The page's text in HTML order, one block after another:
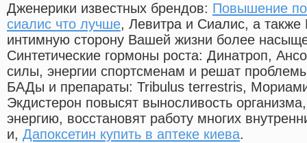
Дженерики известных брендов: Повышение
сиалис что лучше, Левитра и Сиалис, а также
интимную сторону Вашей жизни более
Синтетические гормоны роста: Динатроп,
силы, энергии спортсменам и решат
БАДы и препараты: Tribulus terrestris,
Экдистерон повысят выносливость
энергию, восстановят работу многих
и, Дапоксетин купить в аптеке киева.